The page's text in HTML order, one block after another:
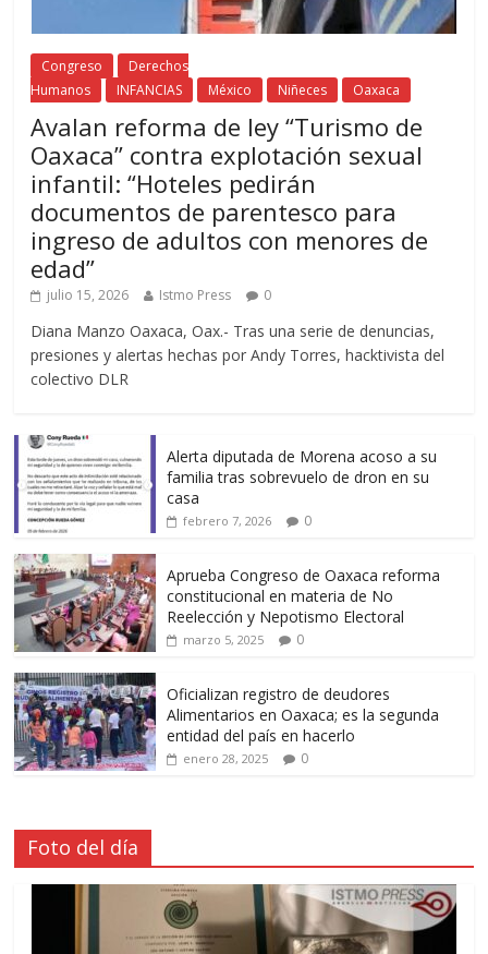
Congreso
Derechos
Humanos
INFANCIAS México Niñeces Oaxaca
Avalan reforma de ley “Turismo de
Oaxaca” contra explotación sexual
infantil: “Hoteles pedirán
documentos de parentesco para
ingreso de adultos con menores de
edad”
julio 15, 2026 Istmo Press 0
Diana Manzo Oaxaca, Oax.- Tras una serie de denuncias,
presiones y alertas hechas por Andy Torres, hacktivista del
colectivo DLR
Alerta diputada de Morena acoso a su
familia tras sobrevuelo de dron en su
casa
febrero 7, 2026 0
Aprueba Congreso de Oaxaca reforma
constitucional en materia de No
Reelección y Nepotismo Electoral
marzo 5, 2025 0
Oficializan registro de deudores
Alimentarios en Oaxaca; es la segunda
entidad del país en hacerlo
enero 28, 2025 0
Foto del día